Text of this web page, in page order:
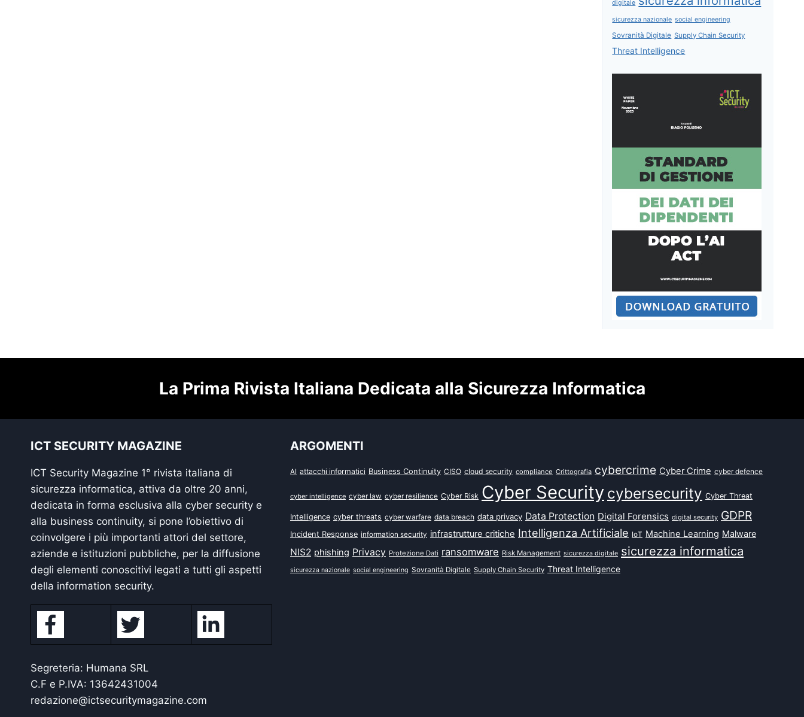
digitale
sicurezza nazionale social engineering
Sovranità Digitale Supply Chain Security
Threat Intelligence
La Prima Rivista Italiana Dedicata alla Sicurezza Informatica
ICT SECURITY MAGAZINE
ICT Security Magazine 1° rivista italiana di
sicurezza informatica, attiva da oltre 20 anni,
dedicata in forma esclusiva alla cyber security e
alla business continuity, si pone l’obiettivo di
coinvolgere i più importanti attori del settore,
aziende e istituzioni pubbliche, per la diffusione
degli elementi conoscitivi legati a tutti gli aspetti
della information security.
Segreteria: Humana SRL
C.F e P.IVA: 13642431004
redazione@ictsecuritymagazine.com
ARGOMENTI
AI attacchi informatici Business Continuity CISO cloud security compliance Crittografia cybercrime Cyber Crime cyber defence
cyber intelligence cyber law cyber resilience Cyber Risk Cyber Security cybersecurity Cyber Threat
Intelligence cyber threats cyber warfare data breach data privacy Data Protection Digital Forensics digital security GDPR
Incident Response information security infrastrutture critiche Intelligenza Artificiale IoT Machine Learning Malware
NIS2 phishing Privacy Protezione Dati ransomware Risk Management sicurezza digitale sicurezza informatica
sicurezza nazionale social engineering Sovranità Digitale Supply Chain Security Threat Intelligence